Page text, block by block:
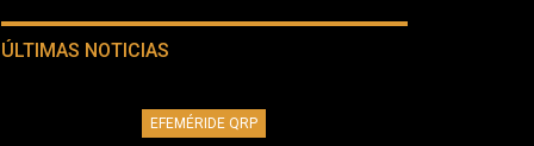
ÚLTIMAS NOTICIAS
EFEMÉRIDE QRP